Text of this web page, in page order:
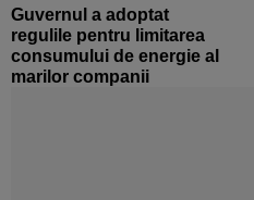
Guvernul a adoptat
regulile pentru limitarea
consumului de energie al
marilor companii